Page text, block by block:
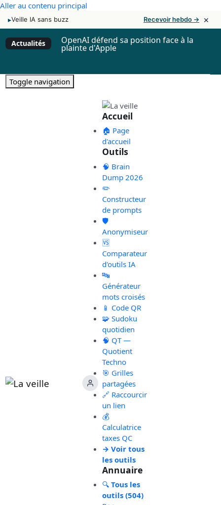
Aller au contenu principal
▸Veille IA sans buzz Recevoir hebdo → ×
Actualités OpenAI défend sa position face à la
plainte d'Apple
Toggle navigation
Accueil
🏠 Page
d'accueil
Outils
🧠 Brain
Dump 2026
✏️
Constructeur
de prompts
🛡️
Anonymiseur
🆚
Comparateur
d'outils IA
🔤
Générateur
mots croisés
📱 Code QR
🧩 Sudoku
quotidien
🧠 QT —
Quotient
Techno
🎯 Grilles
partagées
🔗 Raccourcir
un lien
💰
Calculatrice
taxes QC
→ Voir tous
les outils
Annuaire
🔍 Tous les
outils (504)